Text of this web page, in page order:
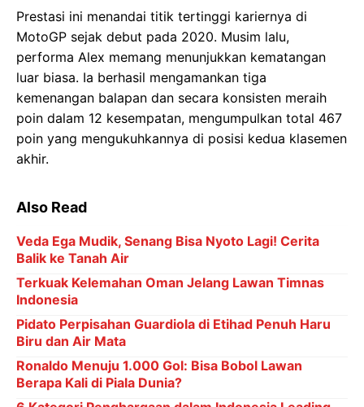
Prestasi ini menandai titik tertinggi kariernya di
MotoGP sejak debut pada 2020. Musim lalu,
performa Alex memang menunjukkan kematangan
luar biasa. Ia berhasil mengamankan tiga
kemenangan balapan dan secara konsisten meraih
poin dalam 12 kesempatan, mengumpulkan total 467
poin yang mengukuhkannya di posisi kedua klasemen
akhir.
Also Read
Veda Ega Mudik, Senang Bisa Nyoto Lagi! Cerita
Balik ke Tanah Air
Terkuak Kelemahan Oman Jelang Lawan Timnas
Indonesia
Pidato Perpisahan Guardiola di Etihad Penuh Haru
Biru dan Air Mata
Ronaldo Menuju 1.000 Gol: Bisa Bobol Lawan
Berapa Kali di Piala Dunia?